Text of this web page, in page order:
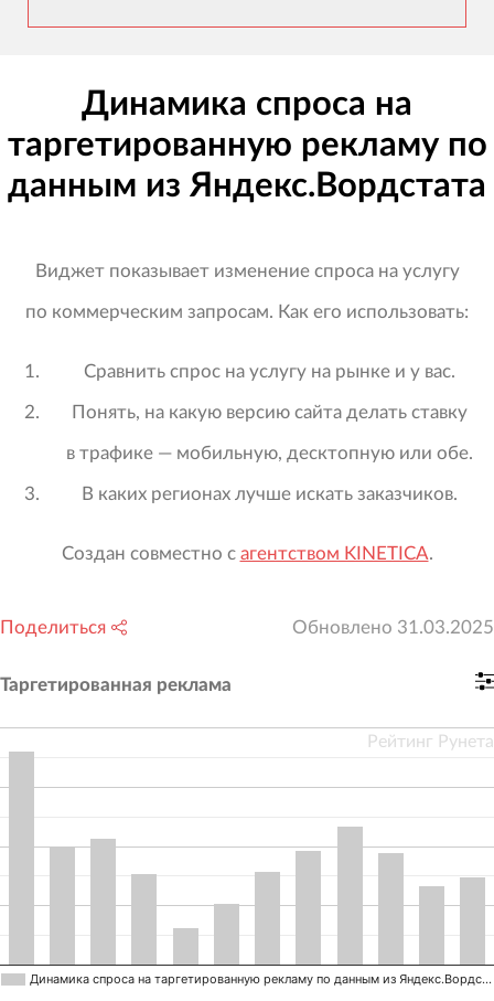
Динамика спроса на
таргетированную рекламу по
данным из Яндекс.Вордстата
Виджет показывает изменение спроса на услугу
по коммерческим запросам. Как его использовать:
Сравнить спрос на услугу на рынке и у вас.
Понять, на какую версию сайта делать ставку
в трафике — мобильную, десктопную или обе.
В каких регионах лучше искать заказчиков.
Создан совместно с агентством KINETICA.
Поделиться Обновлено 31.03.2025
Таргетированная реклама
Динамика спроса на таргетированную рекламу по данным из Яндекс.Вордс…
Рейтинг Рунета